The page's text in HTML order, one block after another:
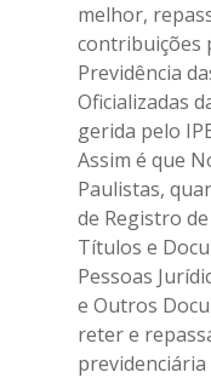
melhor,
contribuições
Previdência
Oficializadas
gerida pelo
Assim é que
Paulistas,
de Registro
Títulos e
Pessoas
e Outros
reter e
previdenciária